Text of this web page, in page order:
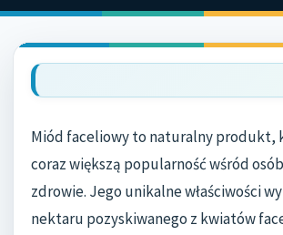
Miód faceliowy to naturalny produkt,
coraz większą popularność wśród
zdrowie. Jego unikalne właściwości
nektaru pozyskiwanego z kwiatów